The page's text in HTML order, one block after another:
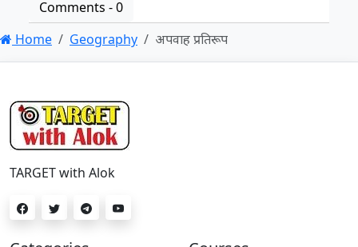
Comments -0
Home
Geography अपवाह प्रतिरूप
TARGET with Alok